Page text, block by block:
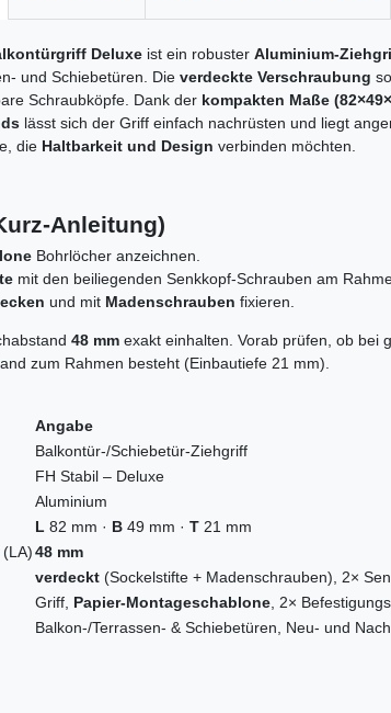
Deluxe ist ein robuster Aluminium-
und Schiebetüren. Die verdeckte Verschraubung
Schraubköpfe. Dank der kompakten Maße
lässt sich der Griff einfach nachrüsten und liegt
die Haltbarkeit und Design verbinden möchten.
Anleitung)
Bohrlöcher anzeichnen.
mit den beiliegenden Senkkopf-Schrauben am
und mit Madenschrauben fixieren.
48 mm exakt einhalten. Vorab prüfen, ob bei
zum Rahmen besteht (Einbautiefe 21 mm).
Angabe
Balkontür-/Schiebetür-Ziehgriff
FH Stabil – Deluxe
Aluminium
L 82 mm · B 49 mm · T 21 mm
48 mm
verdeckt (Sockelstifte + Madenschrauben), 2×
Griff, Papier-Montageschablone , 2×
Balkon-/Terrassen- & Schiebetüren, Neu- und